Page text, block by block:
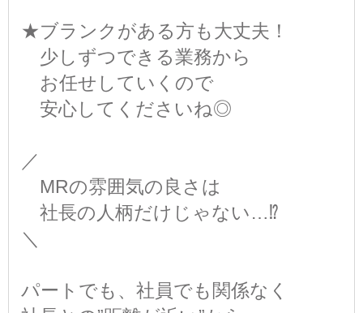
★ブランクがある方も大丈夫！
少しずつできる業務から
お任せしていくので
安心してくださいね◎
／
MRの雰囲気の良さは
社長の人柄だけじゃない…⁉
＼
パートでも、社員でも関係なく